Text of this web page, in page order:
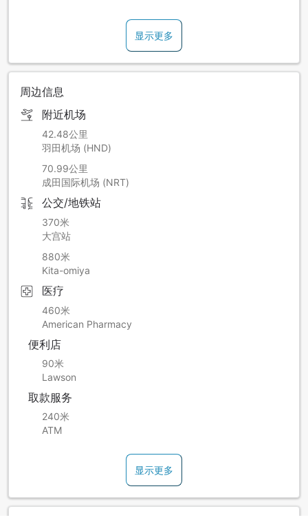
[Front reception hours] The reception is open from 5:00AM
to 2:00AM. *we would still be in the office for any cases of
emergency between 2:00AM to 5:00AM
显示更多
周边信息
附近机场
42.48公里
羽田机场 (HND)
70.99公里
成田国际机场 (NRT)
公交/地铁站
370米
大宫站
880米
Kita-omiya
医疗
460米
American Pharmacy
便利店
90米
Lawson
取款服务
240米
ATM
显示更多